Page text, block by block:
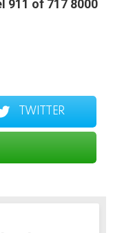
911 of 717 8000
TWITTER